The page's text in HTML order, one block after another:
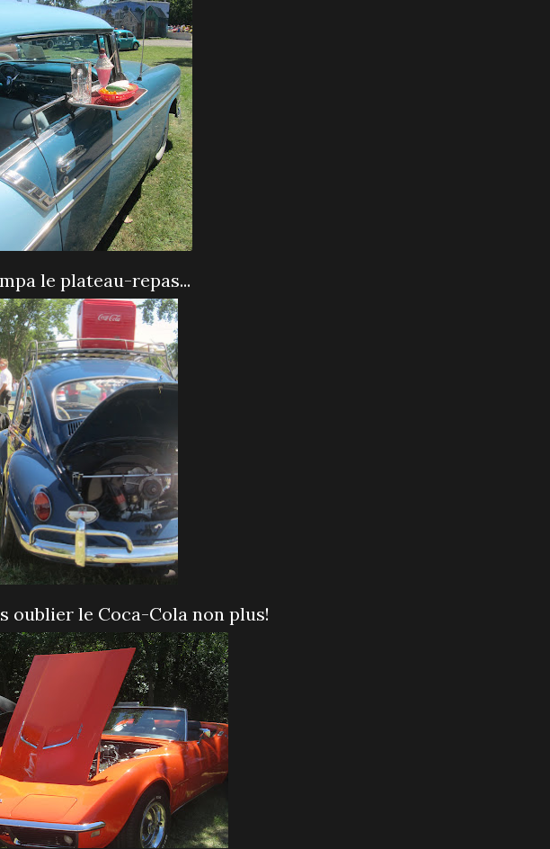
le plateau-repas...
oublier le Coca-Cola non plus!